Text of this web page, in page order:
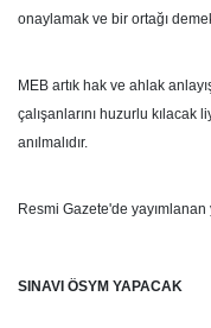
onaylamak ve bir ortağı
MEB artık hak ve ahlak
çalışanlarını huzurlu kılacak
anılmalıdır.
Resmi Gazete'de
SINAVI ÖSYM YAPACAK